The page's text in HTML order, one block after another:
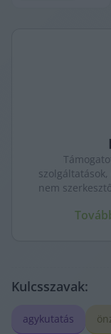
nem
Kulcsszavak:
agykutatás